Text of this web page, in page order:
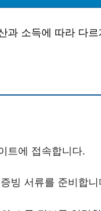
과 소득에 따라 다
트에 접속합니다.
빙 서류를 준비합니